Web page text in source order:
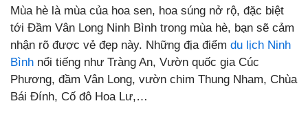
Mùa hè là mùa của hoa sen, hoa súng nở rộ, đặc biệt
tới Đầm Vân Long Ninh Bình trong mùa hè, bạn sẽ cảm
nhận rõ được vẻ đẹp này. Những địa điểm du lịch Ninh
Bình nổi tiếng như Tràng An, Vườn quốc gia Cúc
Phương, đầm Vân Long, vườn chim Thung Nham, Chùa
Bái Đính, Cố đô Hoa Lư,…